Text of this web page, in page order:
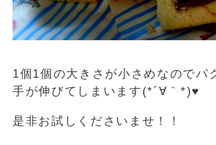
1個1個の大きさが小さめなのでパ
手が伸びてしまいます(*´∀｀*)♥
是非お試しくださいませ！！